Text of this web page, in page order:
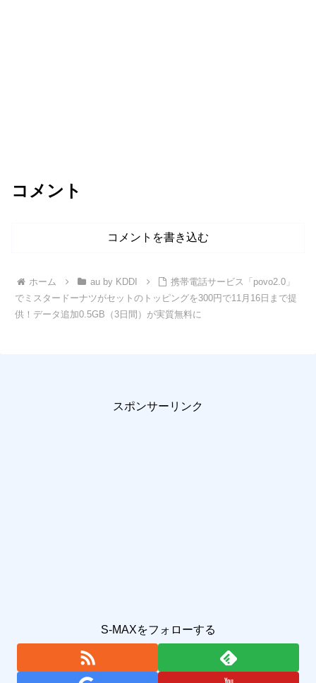
コメント
コメントを書き込む
ホーム au by KDDI
携帯電話サービス「povo2.0」
でミスタードーナツがセットのトッピングを300円で11月16日まで提
供！データ追加0.5GB（3日間）が実質無料に
スポンサーリンク
S-MAXをフォローする